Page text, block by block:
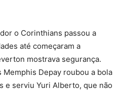
o Corinthians passou a
até começaram a
mostrava segurança.
Depay roubou a bola
e serviu Yuri Alberto, que não